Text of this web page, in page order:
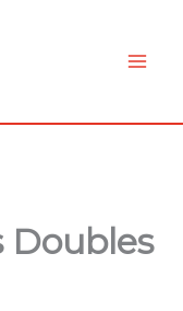
Doubles